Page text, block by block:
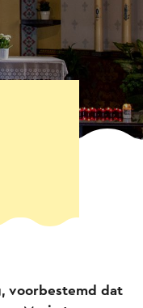
voorbestemd dat